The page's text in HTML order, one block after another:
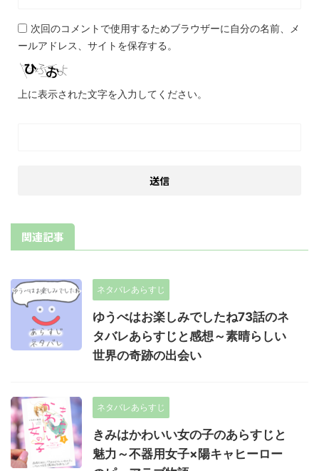
次回のコメントで使用するためブラウザーに自分の名前、メ
ールアドレス、サイトを保存する。
上に表示された文字を入力してください。
関連記事
ネタバレあらすじ
ゆうべはお楽しみでしたね73話のネ
タバレあらすじと感想～素晴らしい
世界の奇跡の出会い
ネタバレあらすじ
きみはかわいい女の子のあらすじと
魅力～不器用女子×陽キャヒーロー